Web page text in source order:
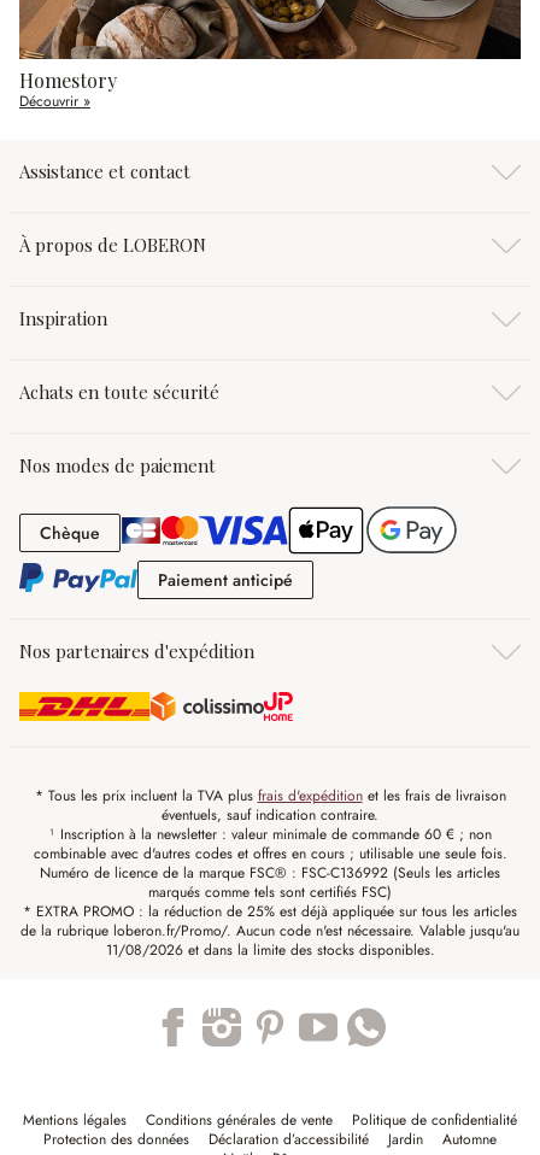
Homestory
Découvrir »
Assistance et contact
À propos de LOBERON
Inspiration
Achats en toute sécurité
Nos modes de paiement
Chèque Chèque
Paiement anticipé
Nos partenaires d'expédition
* Tous les prix incluent la TVA plus frais d'expéditionet les frais de livraison
éventuels, sauf indication contraire.
¹ Inscription à la newsletter : valeur minimale de commande 60 € ; non
combinable avec d'autres codes et offres en cours ; utilisable une seule fois.
Numéro de licence de la marque FSC® : FSC-C136992 (Seuls les articles
marqués comme tels sont certifiés FSC)
* EXTRA PROMO : la réduction de 25% est déjà appliquée sur tous les articles
de la rubrique loberon.fr/Promo/. Aucun code n'est nécessaire. Valable jusqu'au
11/08/2026 et dans la limite des stocks disponibles.
Mentions légales Conditions générales de vente
Politique de confidentialité
Protection des données
Déclaration d’accessibilité Jardin
Automne